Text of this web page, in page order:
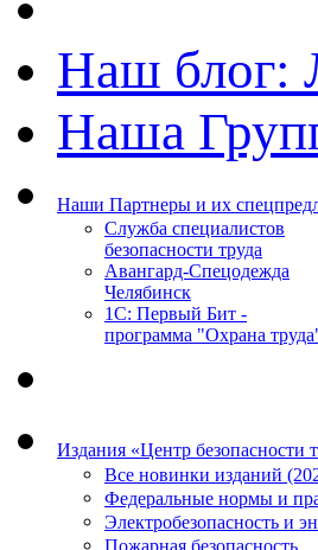
Наш блог:
Наша
Наши Партнеры и их
Служба специалистов
безопасности труда
Авангард-Спецодежда
Челябинск
1С: Первый Бит -
программа "Охрана
Издания «Центр безопасности
Все новинки изданий
Федеральные нормы и
Электробезопасность и
Пожарная безопасность